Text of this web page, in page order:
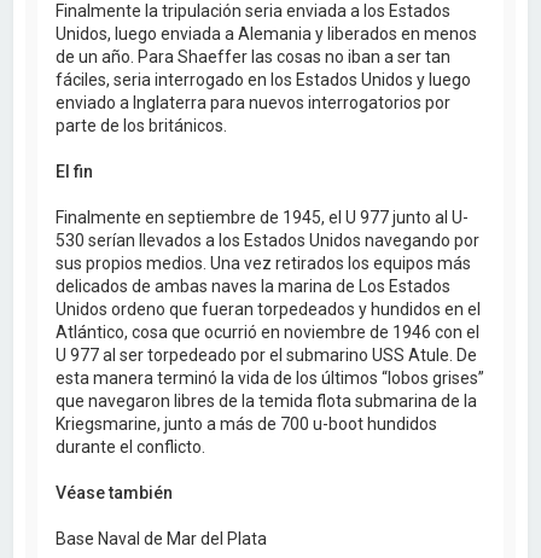
Finalmente la tripulación seria enviada a los Estados
Unidos, luego enviada a Alemania y liberados en menos
de un año. Para Shaeffer las cosas no iban a ser tan
fáciles, seria interrogado en los Estados Unidos y luego
enviado a Inglaterra para nuevos interrogatorios por
parte de los británicos.
El fin
Finalmente en septiembre de 1945, el U 977 junto al U-
530 serían llevados a los Estados Unidos navegando por
sus propios medios. Una vez retirados los equipos más
delicados de ambas naves la marina de Los Estados
Unidos ordeno que fueran torpedeados y hundidos en el
Atlántico, cosa que ocurrió en noviembre de 1946 con el
U 977 al ser torpedeado por el submarino USS Atule. De
esta manera terminó la vida de los últimos “lobos grises”
que navegaron libres de la temida flota submarina de la
Kriegsmarine, junto a más de 700 u-boot hundidos
durante el conflicto.
Véase también
Base Naval de Mar del Plata